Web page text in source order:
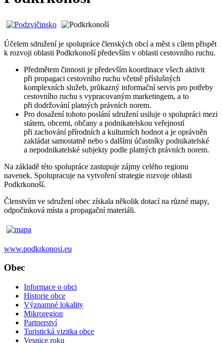
Účelem sdružení je spolupráce členských obcí a měst s cílem přispět
k rozvoji oblasti Podkrkonoší především v oblasti cestovního ruchu.
Předmětem činnosti je především koordinace všech aktivit
při propagaci cestovního ruchu včetně příslušných
komplexních služeb, průkazný informační servis pro potřeby
cestovního ruchu s vypracovaným marketingem, a to
při dodržování platných právních norem.
Pro dosažení tohoto poslání sdružení usiluje o spolupráci mezi
státem, obcemi, občany a podnikatelskou veřejností
při zachování přírodních a kulturních hodnot a je oprávněn
zakládat samostatně nebo s dalšími účastníky podnikatelské
a nepodnikatelské subjekty podle platných právních norem.
Na základě této spolupráce zastupuje zájmy celého regionu
navenek. Spolupracuje na vytvoření strategie rozvoje oblasti
Podkrkonoší.
Členstvím ve sdružení obec získala několik dotací na různé mapy,
odpočinková místa a propagační materiáli.
www.podkrkonosi.eu
Obec
Informace o obci
Historie obce
Významné lokality
Mikroregion
Partnerství
Turistická vizitka obce
Vesnice roku